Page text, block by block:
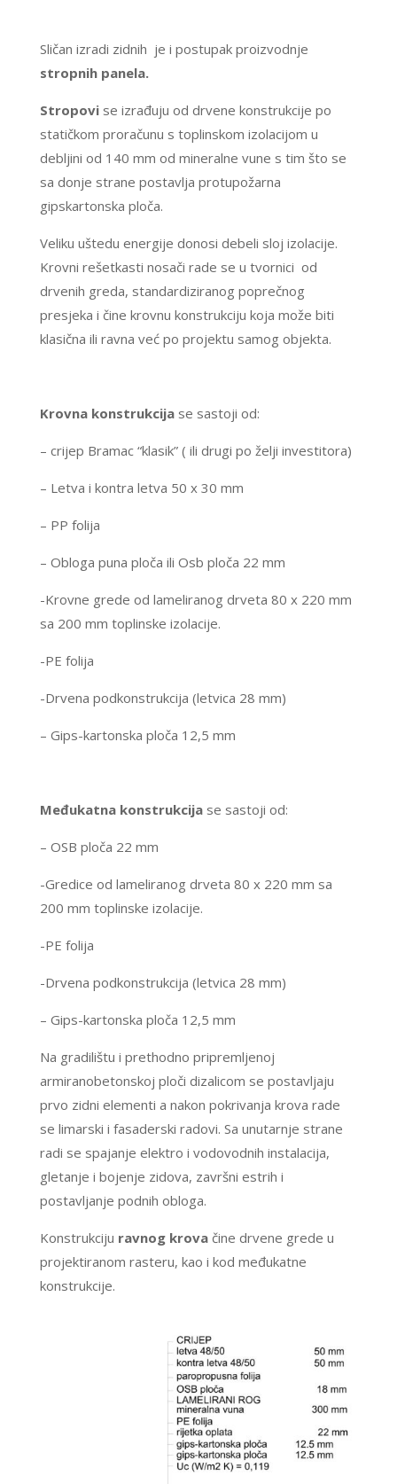
Sličan izradi zidnih je i postupak proizvodnje
stropnih panela.
Stropovise izrađuju od drvene konstrukcije po
statičkom proračunu s toplinskom izolacijom u
debljini od 140 mm od mineralne vune s tim što se
sa donje strane postavlja protupožarna
gipskartonska ploča.
Veliku uštedu energije donosi debeli sloj izolacije.
Krovni rešetkasti nosači rade se u tvornici od
drvenih greda, standardiziranog poprečnog
presjeka i čine krovnu konstrukciju koja može biti
klasična ili ravna već po projektu samog objekta.
Krovna konstrukcijase sastoji od:
– crijep Bramac “klasik” ( ili drugi po želji investitora)
– Letva i kontra letva 50 x 30 mm
– PP folija
– Obloga puna ploča ili Osb ploča 22 mm
-Krovne grede od lameliranog drveta 80 x 220 mm
sa 200 mm toplinske izolacije.
-PE folija
-Drvena podkonstrukcija (letvica 28 mm)
– Gips-kartonska ploča 12,5 mm
Međukatna konstrukcijase sastoji od:
– OSB ploča 22 mm
-Gredice od lameliranog drveta 80 x 220 mm sa
200 mm toplinske izolacije.
-PE folija
-Drvena podkonstrukcija (letvica 28 mm)
– Gips-kartonska ploča 12,5 mm
Na gradilištu i prethodno pripremljenoj
armiranobetonskoj ploči dizalicom se postavljaju
prvo zidni elementi a nakon pokrivanja krova rade
se limarski i fasaderski radovi. Sa unutarnje strane
radi se spajanje elektro i vodovodnih instalacija,
gletanje i bojenje zidova, završni estrih i
postavljanje podnih obloga.
Konstrukciju ravnog krovačine drvene grede u
projektiranom rasteru, kao i kod međukatne
konstrukcije.